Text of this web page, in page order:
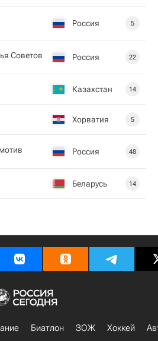
Россия 5
Советов Россия 22
Казахстан 14
Хорватия 5
Россия 48
Беларусь 14
Биатлон ЗОЖ Хоккей